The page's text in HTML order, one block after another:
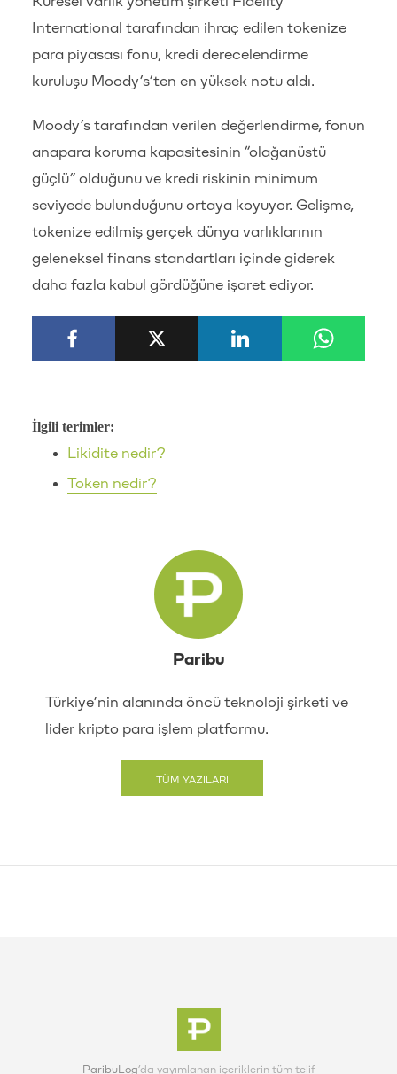
International tarafından ihraç edilen tokenize
para piyasası fonu, kredi derecelendirme
kuruluşu Moody’s’ten en yüksek notu aldı.
Moody’s tarafından verilen değerlendirme, fonun
anapara koruma kapasitesinin “olağanüstü
güçlü” olduğunu ve kredi riskinin minimum
seviyede bulunduğunu ortaya koyuyor. Gelişme,
tokenize edilmiş gerçek dünya varlıklarının
geleneksel finans standartları içinde giderek
daha fazla kabul gördüğüne işaret ediyor.
İlgili terimler:
Likidite nedir?
Token nedir?
Paribu
Türkiye’nin alanında öncü teknoloji şirketi ve
lider kripto para işlem platformu.
TÜM YAZILARI
ParibuLog’da yayımlanan içeriklerin tüm telif